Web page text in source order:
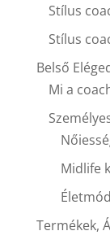
Stílus
Stílus
Belső
Mi a
Midlife
Termékek,